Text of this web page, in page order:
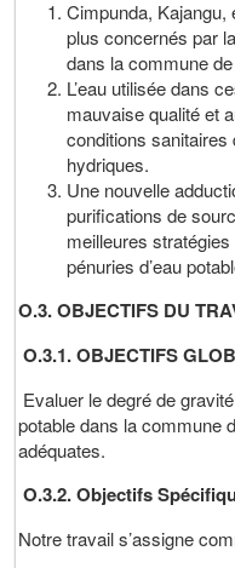
Cimpunda,
plus concernés par
dans la commune
L’eau utilisée dans
mauvaise qualité et
conditions sanitaires
hydriques.
Une nouvelle
purifications de
meilleures
pénuries d’eau
O.3. OBJECTIFS DU
O.3.1. OBJECTIFS
Evaluer le degré de
potable dans la commune
adéquates.
O.3.2. Objectifs
Notre travail s’assigne